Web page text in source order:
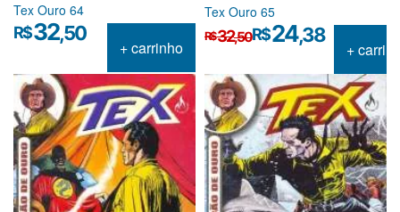
Tex Ouro 64
R$32,50
+ carrinho
Tex Ouro 65
R$32,50
O
preço
original
era:
R$32,50.
R$24,38
O
preço
atual
é:
R$24,38.
+